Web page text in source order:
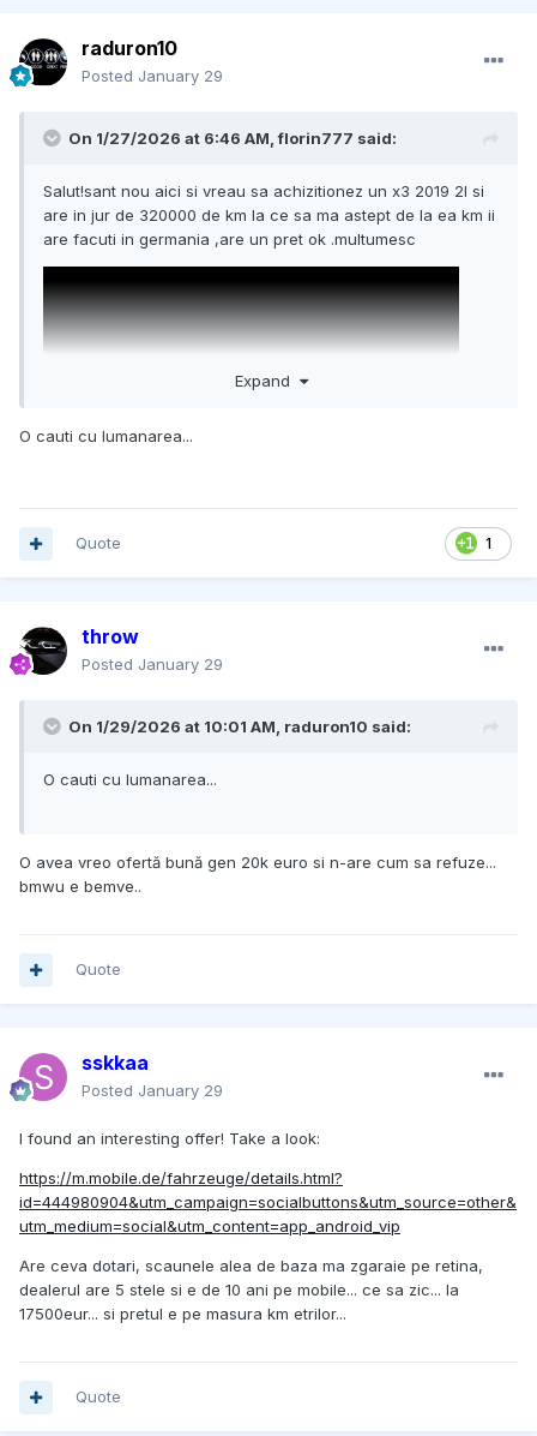
raduron10
Posted January 29
On 1/27/2026 at 6:46 AM,florin777 said:
Salut!sant nou aici si vreau sa achizitionez un x3 2019 2l si
are in jur de 320000 de km la ce sa ma astept de la ea km ii
are facuti in germania ,are un pret ok .multumesc
Expand
O cauti cu lumanarea...
1
Quote
throw
Posted January 29
On 1/29/2026 at 10:01 AM, raduron10 said:
O cauti cu lumanarea...
O avea vreo ofertă bună gen 20k euro si n-are cum sa refuze...
bmwu e bemve..
Quote
sskkaa
Posted January 29
I found an interesting offer! Take a look:
https://m.mobile.de/fahrzeuge/details.html?
id=444980904&utm_campaign=socialbuttons&utm_source=other&
utm_medium=social&utm_content=app_android_vip
Are ceva dotari, scaunele alea de baza ma zgaraie pe retina,
dealerul are 5 stele si e de 10 ani pe mobile... ce sa zic... la
17500eur... si pretul e pe masura km etrilor...
Quote